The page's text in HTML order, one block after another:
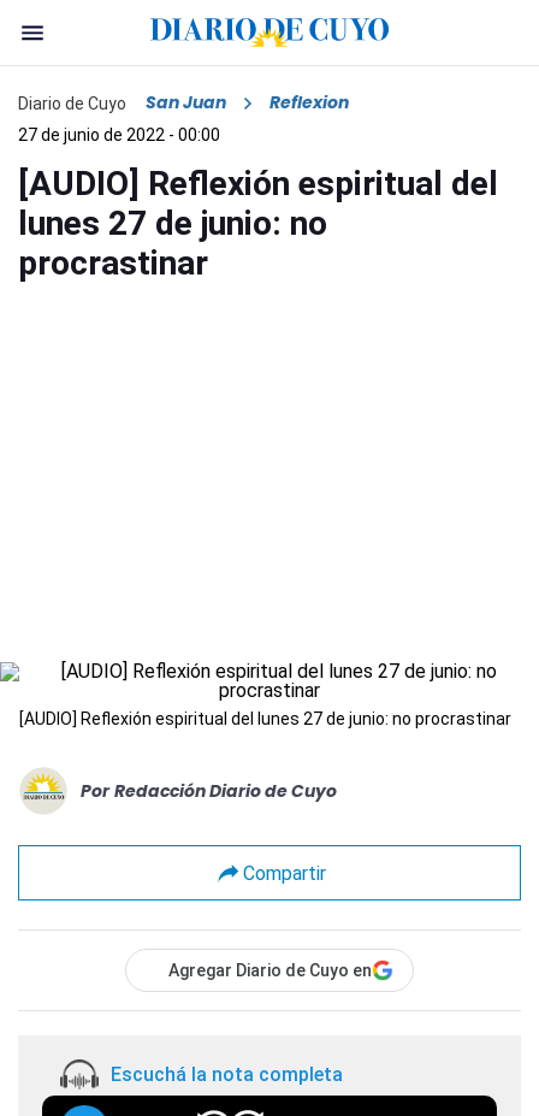
Diario de Cuyo San Juan Reflexion
27 de junio de 2022 - 00:00
[AUDIO] Reflexión espiritual del
lunes 27 de junio: no
procrastinar
[AUDIO] Reflexión espiritual del lunes 27 de junio: no procrastinar
Por Redacción Diario de Cuyo
Compartir
Agregar Diario de Cuyo en
Escuchá la nota completa